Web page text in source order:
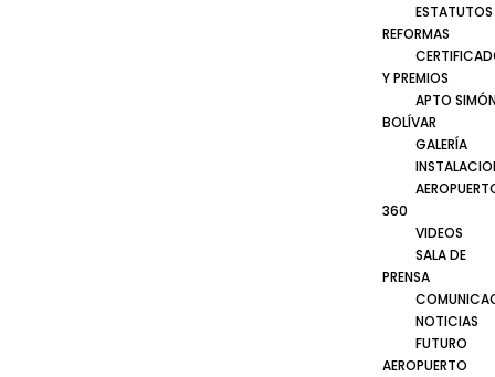
ESTATUTOS
REFORMAS
Y PREMIOS
APTO
BOLÍVAR
GALERÍA
360
VIDEOS
SALA DE
PRENSA
NOTICIAS
FUTURO
AEROPUERTO